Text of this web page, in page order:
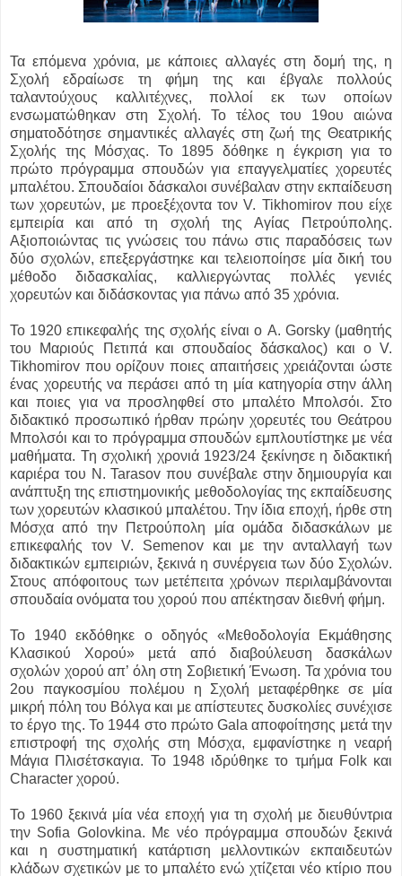
Τα επόμενα χρόνια, με κάποιες αλλαγές στη δομή της, η
Σχολή εδραίωσε τη φήμη της και έβγαλε πολλούς
ταλαντούχους καλλιτέχνες, πολλοί εκ των οποίων
ενσωματώθηκαν στη Σχολή. Το τέλος του 19ου αιώνα
σηματοδότησε σημαντικές αλλαγές στη ζωή της Θεατρικής
Σχολής της Μόσχας. Το 1895 δόθηκε η έγκριση για το
πρώτο πρόγραμμα σπουδών για επαγγελματίες χορευτές
μπαλέτου. Σπουδαίοι δάσκαλοι συνέβαλαν στην εκπαίδευση
των χορευτών, με προεξέχοντα τον V. Tikhomirov που είχε
εμπειρία και από τη σχολή της Αγίας Πετρούπολης.
Αξιοποιώντας τις γνώσεις του πάνω στις παραδόσεις των
δύο σχολών, επεξεργάστηκε και τελειοποίησε μία δική του
μέθοδο διδασκαλίας, καλλιεργώντας πολλές γενιές
χορευτών και διδάσκοντας για πάνω από 35 χρόνια.
Το 1920 επικεφαλής της σχολής είναι ο A. Gorsky (μαθητής
του Μαριούς Πετιπά και σπουδαίος δάσκαλος) και ο V.
Tikhomirov που ορίζουν ποιες απαιτήσεις χρειάζονται ώστε
ένας χορευτής να περάσει από τη μία κατηγορία στην άλλη
και ποιες για να προσληφθεί στο μπαλέτο Μπολσόι. Στο
διδακτικό προσωπικό ήρθαν πρώην χορευτές του Θεάτρου
Μπολσόι και το πρόγραμμα σπουδών εμπλουτίστηκε με νέα
μαθήματα. Τη σχολική χρονιά 1923/24 ξεκίνησε η διδακτική
καριέρα του N. Tarasov που συνέβαλε στην δημιουργία και
ανάπτυξη της επιστημονικής μεθοδολογίας της εκπαίδευσης
των χορευτών κλασικού μπαλέτου. Την ίδια εποχή, ήρθε στη
Μόσχα από την Πετρούπολη μία ομάδα διδασκάλων με
επικεφαλής τον V. Semenov και με την ανταλλαγή των
διδακτικών εμπειριών, ξεκινά η συνέργεια των δύο Σχολών.
Στους απόφοιτους των μετέπειτα χρόνων περιλαμβάνονται
σπουδαία ονόματα του χορού που απέκτησαν διεθνή φήμη.
Το 1940 εκδόθηκε ο οδηγός «Μεθοδολογία Εκμάθησης
Κλασικού Χορού» μετά από διαβούλευση δασκάλων
σχολών χορού απ’ όλη στη Σοβιετική Ένωση. Τα χρόνια του
2ου παγκοσμίου πολέμου η Σχολή μεταφέρθηκε σε μία
μικρή πόλη του Βόλγα και με απίστευτες δυσκολίες συνέχισε
το έργο της. Το 1944 στο πρώτο Gala αποφοίτησης μετά την
επιστροφή της σχολής στη Μόσχα, εμφανίστηκε η νεαρή
Μάγια Πλισέτσκαγια. Το 1948 ιδρύθηκε το τμήμα Folk και
Character χορού.
Το 1960 ξεκινά μία νέα εποχή για τη σχολή με διευθύντρια
την Sofia Golovkina. Με νέο πρόγραμμα σπουδών ξεκινά
και η συστηματική κατάρτιση μελλοντικών εκπαιδευτών
κλάδων σχετικών με το μπαλέτο ενώ χτίζεται νέο κτίριο που